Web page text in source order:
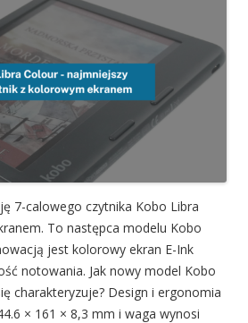
7-calowego czytnika Kobo Libra
To następca modelu Kobo
jest kolorowy ekran E-Ink
notowania. Jak nowy model Kobo
charakteryzuje? Design i ergonomia
× 161 × 8,3 mm i waga wynosi